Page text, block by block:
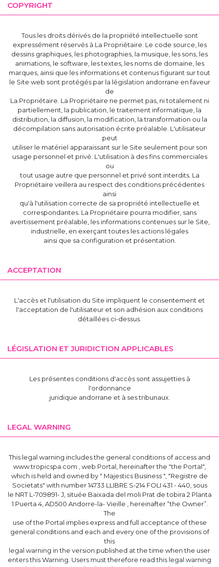
COPYRIGHT
Tous les droits dérivés de la propriété intellectuelle sont
expressément réservés à La Propriétaire. Le code source, les
dessins graphiques, les photographies, la musique, les sons, les
animations, le software, les textes, les noms de domaine, les
marques, ainsi que les informations et contenus figurant sur tout
le Site web sont protégés par la législation andorrane en faveur
de
La Propriétaire. La Propriétaire ne permet pas, ni totalement ni
partiellement, la publication, le traitement informatique, la
distribution, la diffusion, la modification, la transformation ou la
décompilation sans autorisation écrite préalable. L'utilisateur
peut
utiliser le matériel apparaissant sur le Site seulement pour son
usage personnel et privé. L'utilisation à des fins commerciales
ou
tout usage autre que personnel et privé sont interdits. La
Propriétaire veillera au respect des conditions précédentes
ainsi
qu'à l'utilisation correcte de sa propriété intellectuelle et
correspondantes. La Propriétaire pourra modifier, sans
avertissement préalable, les informations contenues sur le Site,
industrielle, en exerçant toutes les actions légales
ainsi que sa configuration et présentation.
ACCEPTATION
L'accès et l'utilisation du Site impliquent le consentement et
l'acceptation de l'utilisateur et son adhésion aux conditions
détaillées ci-dessus.
LÉGISLATION ET JURIDICTION APPLICABLES
Les présentes conditions d'accès sont assujetties à
l'ordonnance
juridique andorrane et à ses tribunaux.
LEGAL WARNING
This legal warning includes the general conditions of access and
www.tropicspa.com , web Portal, hereinafter the "the Portal",
which is held and owned by " Majestics Business ", "Registre de
Societats" with number 14733 LLIBRE S-214 FOLI 431 - 440, sous
le NRT L-709891- J, située Baixada del moli Prat de tobira 2 Planta
1 Puerta 4, AD500 Andorre-la- Vieille , hereinafter “the Owner”.
The
use of the Portal implies express and full acceptance of these
general conditions and each and every one of the provisions of
this
legal warning in the version published at the time when the user
enters this Warning. Users must therefore read this legal warning